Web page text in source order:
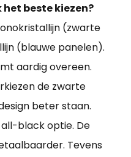
beste kiezen?
(zwarte
(blauwe panelen).
aardig overeen.
de zwarte
beter staan.
black optie. De
Tevens